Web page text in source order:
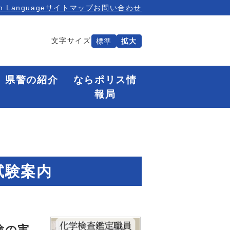
Languageサイトマップお問い合わせ
文字サイズ 標準 拡大
県警の紹介
ならポリス情
報局
案内